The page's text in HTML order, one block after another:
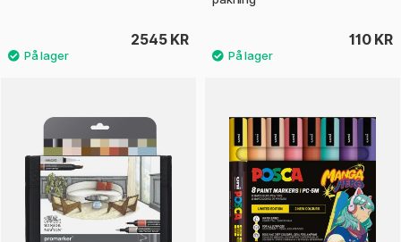
2545 KR 110 KR